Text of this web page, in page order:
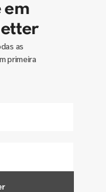
em
as
primeira